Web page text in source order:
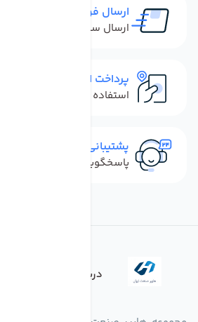
ارسال فوری
ارسال سفارش در کمترین
پرداخت امن
استفاده از روش‌های پرداخت
پشتیبانی سریع
پاسخگویی سریع به تماس‌ها و
درباره فروشگاه